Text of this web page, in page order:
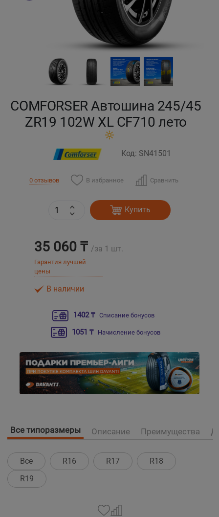
COMFORSER Автошина 245/45
ZR19 102W XL CF710 лето
Код: SN41501
0 отзывов В избранное Сравнить
Купить
35 060 ₸ /за 1 шт.
Гарантия лучшей
цены
В наличии
1402 ₸ Списание бонусов
1051 ₸ Начисление бонусов
Все типоразмеры Описание Преимущества
Все R16 R17
R18
R19
Кызылорда
Петропавловск
Уральск
Усть-Каменогорск
Шымкент